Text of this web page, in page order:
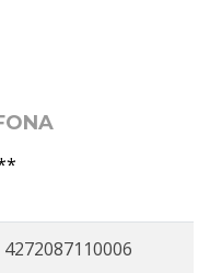
4272087110006